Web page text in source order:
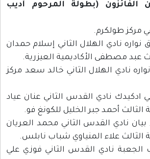
(بطولة المرحوم أديب
طارق نواره نادي الهلال الثاني إسلام حمدان
عبد مصطفى الأكاديمية العيزرية.
زيد نواره نادي الهلال الثاني خالد سعد مركز
رجائي ادكيدك نادي القدس الثاني عنان عياد
الثالث أحمد جبر الخليل للكونغ فو.
علاء بيان نادي القدس الثاني محمد العريان
الثالث علاء المنياوي شباب نابلس.
راتب الجعبة نادي القدس الثاني فوزي علي